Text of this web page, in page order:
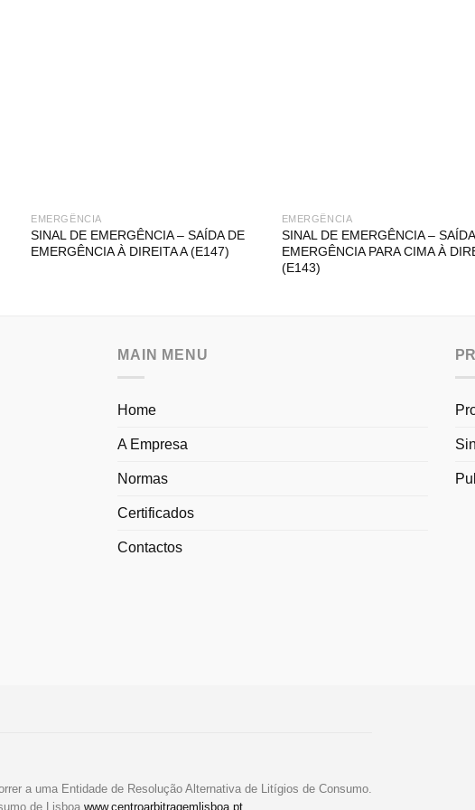
EMERGÊNCIA
SINAL DE EMERGÊNCIA – SAÍDA DE
EMERGÊNCIA À DIREITA A (E147)
EMERGÊNCIA
SINAL DE EMERGÊNCIA –
EMERGÊNCIA PARA CIMA À
(E143)
MAIN MENU
Home
A Empresa
Normas
Certificados
Contactos
a uma Entidade de Resolução Alternativa de Litígios de Consumo.
de Lisboa www.centroarbitragemlisboa.pt